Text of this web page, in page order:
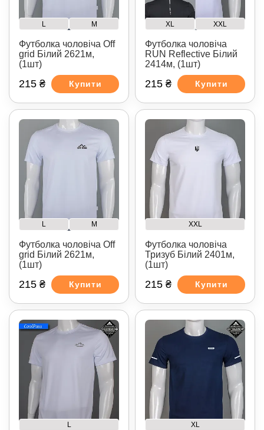
L M
Футболка чоловіча Off
grid Білий 2621м,
(1шт)
215 ₴ Купити
XL XXL
Футболка чоловіча
RUN Reflective Білий
2414м, (1шт)
215 ₴ Купити
L M
Футболка чоловіча Off
grid Білий 2621м,
(1шт)
215 ₴ Купити
XXL
Футболка чоловіча
Тризуб Білий 2401м,
(1шт)
215 ₴ Купити
L XL